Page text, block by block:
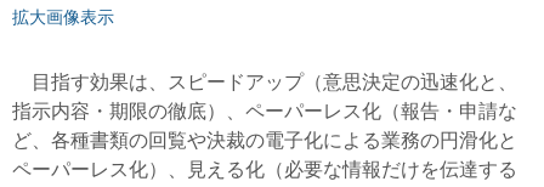
拡大画像表示
目指す効果は、スピードアップ（意思決定の迅速化と、
指示内容・期限の徹底）、ペーパーレス化（報告・申請な
ど、各種書類の回覧や決裁の電子化による業務の円滑化と
ペーパーレス化）、見える化（必要な情報だけを伝達する